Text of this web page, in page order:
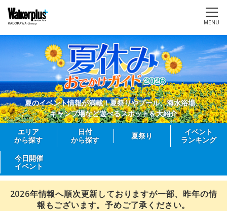
MENU
夏のイベント情報が満載！夏祭りやプール、海水浴場、
キャンプ場など遊べるスポットを大紹介
エリア
から探す
日付
から探す
夏祭り
イベント
ランキング
今日開催
イベント
2026年情報へ順次更新しておりますが一部、昨年の情
報もございます。予めご了承ください。